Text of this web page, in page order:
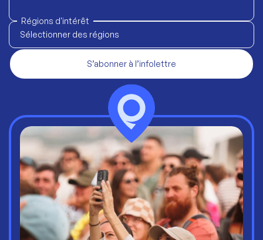
Régions d'intérêt
Sélectionner des régions
S’abonner à l’infolettre